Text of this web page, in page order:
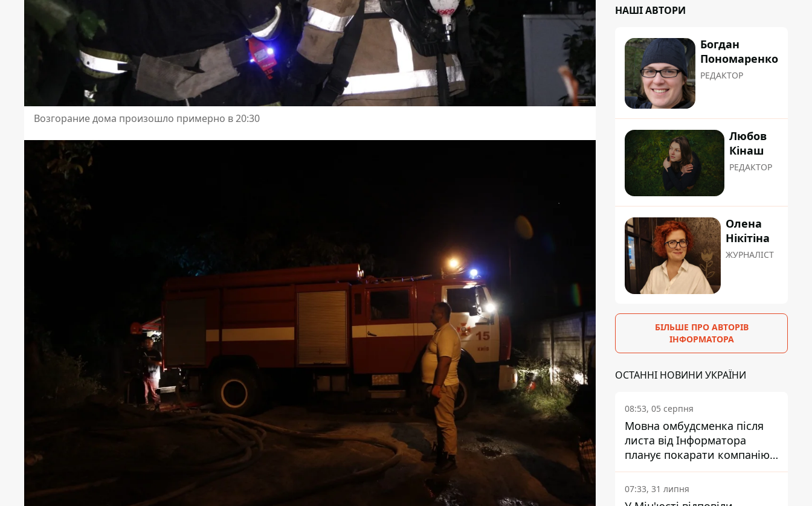
Возгорание дома произошло примерно в 20:30
НАШІ АВТОРИ
Богдан
Пономаренко
РЕДАКТОР
Любов
Кінаш
РЕДАКТОР
Олена
Нікітіна
ЖУРНАЛІСТ
БІЛЬШЕ ПРО АВТОРІВ
ІНФОРМАТОРА
ОСТАННІ НОВИНИ УКРАЇНИ
08:53, 05 серпня
Мовна омбудсменка після
листа від Інформатора
планує покарати компанію-
підрядника ПриватБанку
07:33, 31 липня